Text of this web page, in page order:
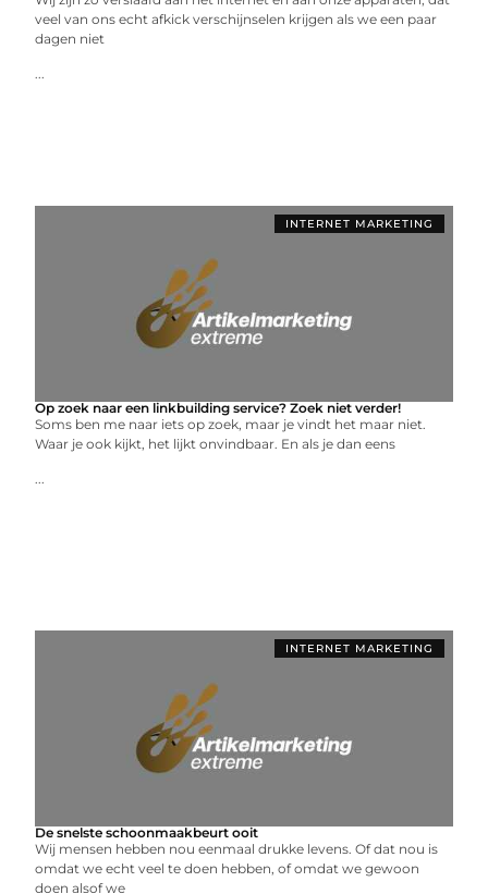
veel van ons echt afkick verschijnselen krijgen als we een paar
dagen niet
...
INTERNET MARKETING
Op zoek naar een linkbuilding service? Zoek niet verder!
Soms ben me naar iets op zoek, maar je vindt het maar niet.
Waar je ook kijkt, het lijkt onvindbaar. En als je dan eens
...
INTERNET MARKETING
De snelste schoonmaakbeurt ooit
Wij mensen hebben nou eenmaal drukke levens. Of dat nou is
omdat we echt veel te doen hebben, of omdat we gewoon
doen alsof we